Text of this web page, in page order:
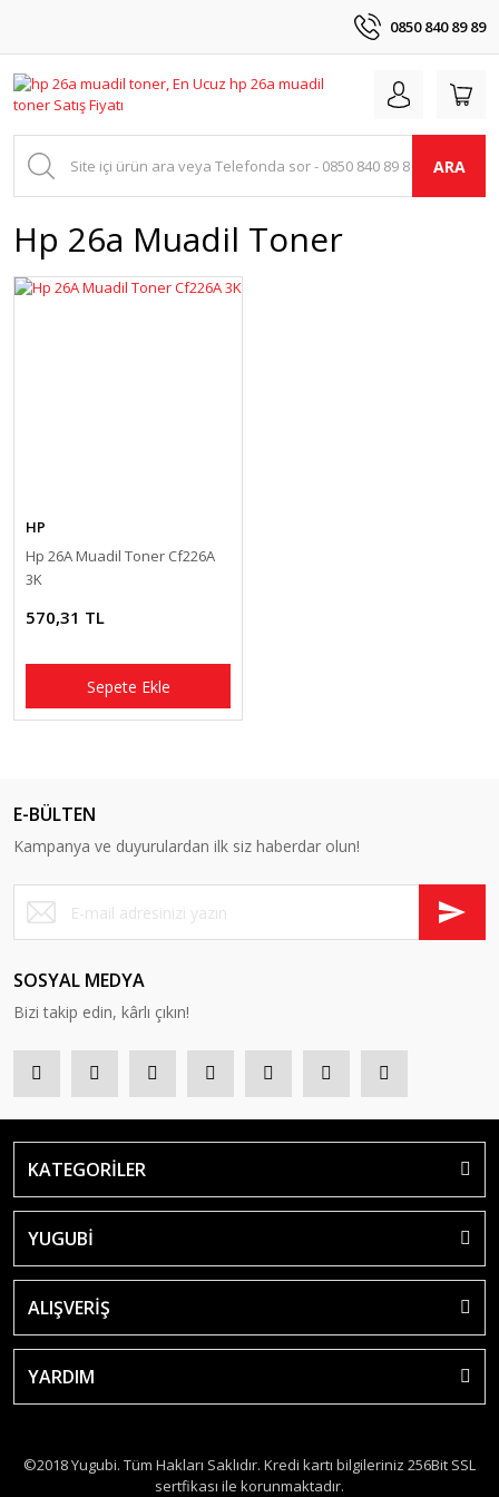
0850 840 89 89
ARA
Hp 26a Muadil Toner
HP
Hp 26A Muadil Toner Cf226A
3K
570,31 TL
Sepete Ekle
E-BÜLTEN
Kampanya ve duyurulardan ilk siz haberdar olun!
SOSYAL MEDYA
Bizi takip edin, kârlı çıkın!
KATEGORİLER
YUGUBİ
ALIŞVERİŞ
YARDIM
©2018 Yugubi. Tüm Hakları Saklıdır. Kredi kartı bilgileriniz 256Bit SSL
sertfikası ile korunmaktadır.